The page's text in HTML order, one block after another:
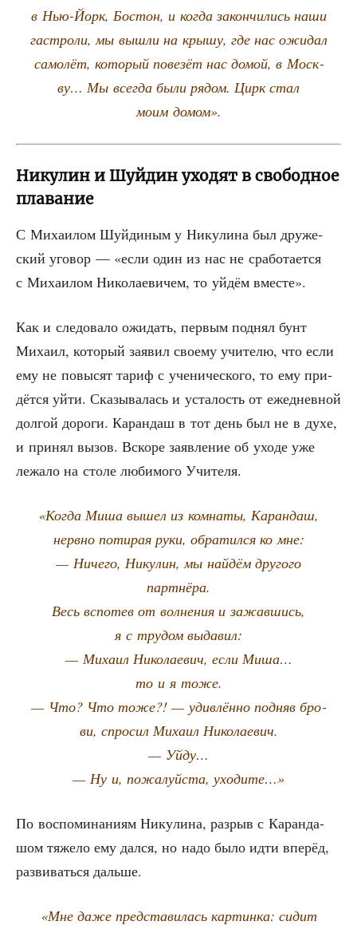
в Нью-Йорк, Бостон, и когда закон­чи­лись наши
гастро­ли, мы вышли на кры­шу, где нас ожи­дал
само­лёт, кото­рый пове­зёт нас домой, в Моск­
ву… Мы все­гда были рядом. Цирк стал
моим домом».
Никулин и Шуйдин уходят в свободное
плавание
С Миха­и­лом Шуй­ди­ным у Нику­ли­на был дру­же­
ский уго­вор — «если один из нас не сра­бо­та­ет­ся
с Миха­и­лом Нико­ла­е­ви­чем, то уйдём вместе».
Как и сле­до­ва­ло ожи­дать, пер­вым под­нял бунт
Миха­ил, кото­рый заявил сво­е­му учи­те­лю, что если
ему не повы­сят тариф с уче­ни­че­ско­го, то ему при­
дёт­ся уйти. Ска­зы­ва­лась и уста­лость от еже­днев­ной
дол­гой доро­ги. Каран­даш в тот день был не в духе,
и при­нял вызов. Вско­ре заяв­ле­ние об ухо­де уже
лежа­ло на сто­ле люби­мо­го Учителя.
«Когда Миша вышел из ком­на­ты, Каран­даш,
нерв­но поти­рая руки, обра­тил­ся ко мне:
— Ниче­го, Нику­лин, мы най­дём дру­го­го
партнёра.
Весь вспо­тев от вол­не­ния и зажав­шись,
я с тру­дом выдавил:
— Миха­ил Нико­ла­е­вич, если Миша…
то и я тоже.
— Что? Что тоже?! — удив­лён­но под­няв бро­
ви, спро­сил Миха­ил Николаевич.
— Уйду…
— Ну и, пожа­луй­ста, уходите…»
По вос­по­ми­на­ни­ям Нику­ли­на, раз­рыв с Каран­да­
шом тяже­ло ему дал­ся, но надо было идти впе­рёд,
раз­ви­вать­ся дальше.
«Мне даже пред­ста­ви­лась кар­тин­ка: сидит